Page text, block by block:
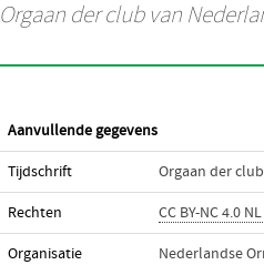
Orgaan der club van
Aanvullende gegevens
Tijdschrift Orgaan der
Rechten CC BY-NC 4.0
Organisatie Nederlandse